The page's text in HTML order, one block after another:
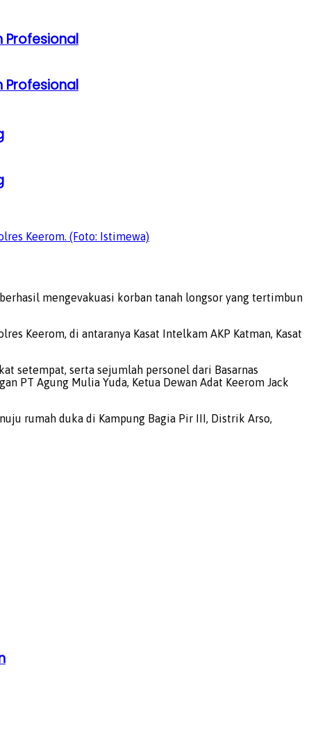
Profesional
Profesional
Keerom. (Foto: Istimewa)
mengevakuasi korban tanah longsor yang tertimbun
Keerom, di antaranya Kasat Intelkam AKP Katman, Kasat
setempat, serta sejumlah personel dari Basarnas
PT Agung Mulia Yuda, Ketua Dewan Adat Keerom Jack
rumah duka di Kampung Bagia Pir III, Distrik Arso,